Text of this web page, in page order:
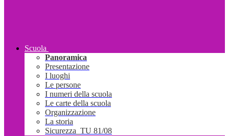
Scuola
Panoramica
Presentazione
I luoghi
Le persone
I numeri della scuola
Le carte della scuola
Organizzazione
La storia
Sicurezza_TU 81/08